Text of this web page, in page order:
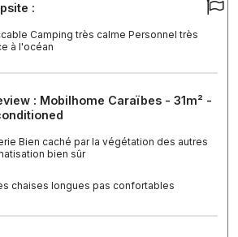
:
Camping très calme Personnel très
à l'océan
: Mobilhome Caraïbes - 31m² -
Bien caché par la végétation des autres
bien sûr
chaises longues pas confortables